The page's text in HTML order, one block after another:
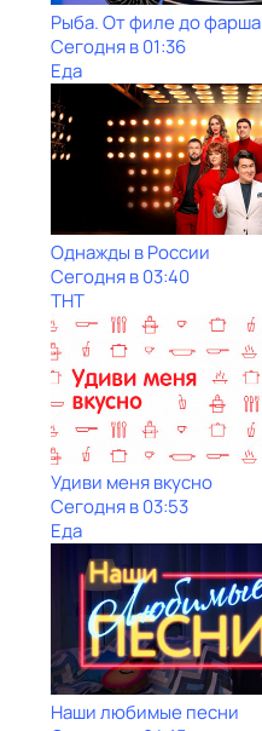
Рыба. От филе до фарша
Сегодня в 01:36
Еда
Однажды в России
Сегодня в 03:40
ТНТ
Удиви меня вкусно
Сегодня в 03:53
Еда
Наши любимые песни